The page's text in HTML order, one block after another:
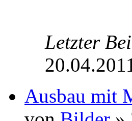
Letzter
Ausbau mit